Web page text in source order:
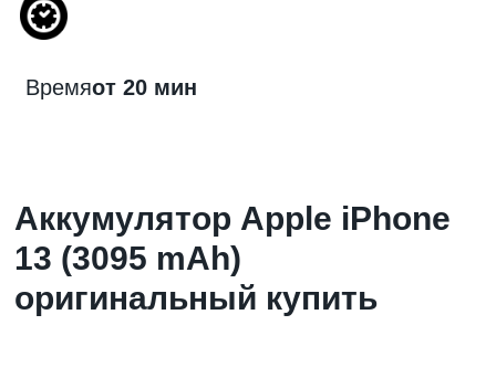
Времяот 20 мин
Аккумулятор Apple iPhone
13 (3095 mAh)
оригинальный купить